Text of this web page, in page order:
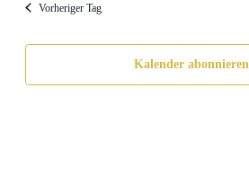
Vorheriger Tag
Kalender abonnieren